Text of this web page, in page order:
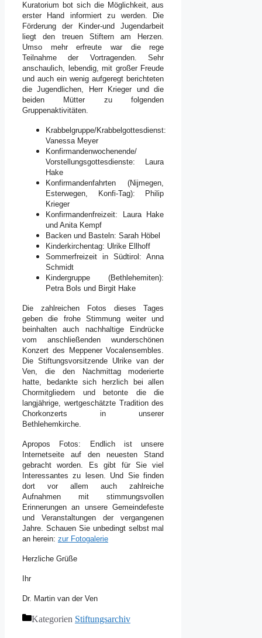
Kuratorium bot sich die Möglichkeit, aus
erster Hand informiert zu werden. Die
Förderung der Kinder-und Jugendarbeit
liegt den treuen Stiftern am Herzen.
Umso mehr erfreute war die rege
Teilnahme der Vortragenden. Sehr
anschaulich, lebendig, mit großer Freude
und auch ein wenig aufgeregt berichteten
die Jugendlichen, Herr Krieger und die
beiden Mütter zu folgenden
Gruppenaktivitäten.
Krabbelgruppe/Krabbelgottesdienst:
Vanessa Meyer
Konfirmandenwochenende/
Vorstellungsgottesdienste: Laura
Hake
Konfirmandenfahrten (Nijmegen,
Esterwegen, Konfi-Tag): Philip
Krieger
Konfirmandenfreizeit: Laura Hake
und Anita Kempf
Backen und Basteln: Sarah Höbel
Kinderkirchentag: Ulrike Ellhoff
Sommerfreizeit in Südtirol: Anna
Schmidt
Kindergruppe (Bethlehemiten):
Petra Bols und Birgit Hake
Die zahlreichen Fotos dieses Tages
geben die frohe Stimmung weiter und
beinhalten auch nachhaltige Eindrücke
vom anschließenden wunderschönen
Konzert des Meppener Vocalensembles.
Die Stiftungsvorsitzende Ulrike van der
Ven, die den Nachmittag moderierte
hatte, bedankte sich herzlich bei allen
Chormitgliedern und betonte die die
langjährige, wertgeschätzte Tradition des
Chorkonzerts in unserer
Bethlehemkirche.
Apropos Fotos: Endlich ist unsere
Internetseite auf den neuesten Stand
gebracht worden. Es gibt für Sie viel
Interessantes zu lesen. Und Sie finden
dort vor allem auch zahlreiche
Aufnahmen mit stimmungsvollen
Erinnerungen an unsere Gemeindefeste
und Veranstaltungen der vergangenen
Jahre. Schauen Sie unbedingt selbst mal
an herein: zur Fotogalerie
Herzliche Grüße
Ihr
Dr. Martin van der Ven
Kategorien Stiftungsarchiv